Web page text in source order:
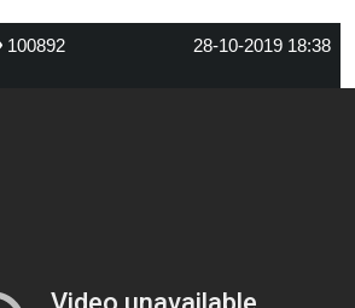
100892 28-10-2019 18:38